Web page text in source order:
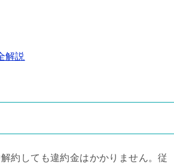
解説
約しても違約金はかかりません。従